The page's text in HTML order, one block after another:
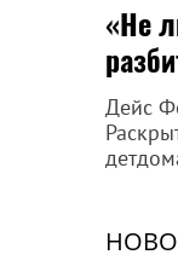
«Не
Дейс